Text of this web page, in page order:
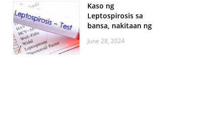
Kaso ng
Leptospirosis sa
bansa, nakitaan ng
June 28, 2024